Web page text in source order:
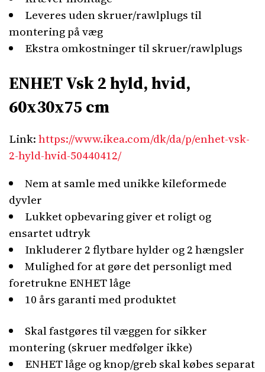
Leveres uden skruer/rawlplugs til
montering på væg
Ekstra omkostninger til skruer/rawlplugs
ENHET Vsk 2 hyld, hvid,
60x30x75 cm
Link:https://www.ikea.com/dk/da/p/enhet-vsk-
2-hyld-hvid-50440412/
Nem at samle med unikke kileformede
dyvler
Lukket opbevaring giver et roligt og
ensartet udtryk
Inkluderer 2 flytbare hylder og 2 hængsler
Mulighed for at gøre det personligt med
foretrukne ENHET låge
10 års garanti med produktet
Skal fastgøres til væggen for sikker
montering (skruer medfølger ikke)
ENHET låge og knop/greb skal købes separat